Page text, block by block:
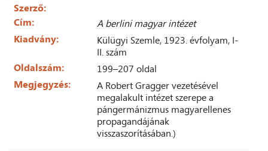
Szerző:
Cím:
A berlini magyar intézet
Kiadvány:
Külügyi Szemle, 1923. évfolyam, I-
II. szám
Oldalszám:
199–207 oldal
Megjegyzés:
A Robert Gragger vezetésével
megalakult intézet szerepe a
pángermánizmus magyarellenes
propagandájának
visszaszorításában.)